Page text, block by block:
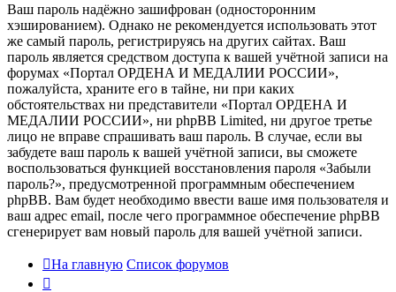
Ваш пароль надёжно зашифрован (односторонним
хэшированием). Однако не рекомендуется использовать этот
же самый пароль, регистрируясь на других сайтах. Ваш
пароль является средством доступа к вашей учётной записи на
форумах «Портал ОРДЕНА И МЕДАЛИИ РОССИИ»,
пожалуйста, храните его в тайне, ни при каких
обстоятельствах ни представители «Портал ОРДЕНА И
МЕДАЛИИ РОССИИ», ни phpBB Limited, ни другое третье
лицо не вправе спрашивать ваш пароль. В случае, если вы
забудете ваш пароль к вашей учётной записи, вы сможете
воспользоваться функцией восстановления пароля «Забыли
пароль?», предусмотренной программным обеспечением
phpBB. Вам будет необходимо ввести ваше имя пользователя и
ваш адрес email, после чего программное обеспечение phpBB
сгенерирует вам новый пароль для вашей учётной записи.
На главную Список форумов